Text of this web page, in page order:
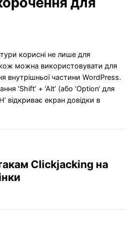
корисні не лише для
можна використовувати для
внутрішньої частини WordPress.
‘Shift’ + ‘Alt’ (або ‘Option’ для
відкриває екран довідки в
Clickjacking на